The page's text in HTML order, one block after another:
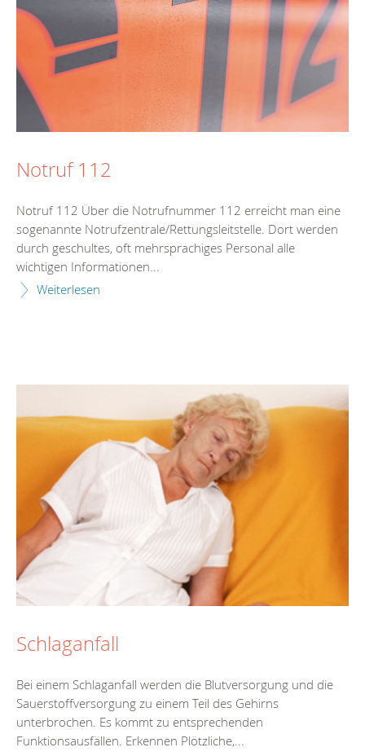
Notruf 112
Notruf 112 Über die Notrufnummer 112 erreicht man eine
sogenannte Notrufzentrale/Rettungsleitstelle. Dort werden
durch geschultes, oft mehrsprachiges Personal alle
wichtigen Informationen...
Weiterlesen
Schlaganfall
Bei einem Schlaganfall werden die Blutversorgung und die
Sauerstoffversorgung zu einem Teil des Gehirns
unterbrochen. Es kommt zu entsprechenden
Funktionsausfällen. Erkennen Plötzliche,...